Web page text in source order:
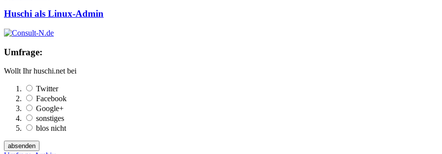
Huschi als Linux-Admin
Umfrage:
Wollt Ihr huschi.net bei
Twitter
Facebook
Google+
sonstiges
blos nicht